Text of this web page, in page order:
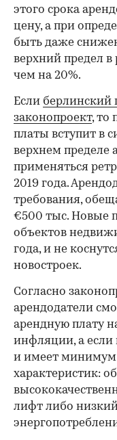
этого срока
цену, а при
быть даже
верхний предел в
чем на 20%.
Если берлинский
законопроект, то
платы вступит в
верхнем пределе
применяться
2019 года.
требования,
€500 тыс. Новые
объектов
года, и не
новостроек.
Согласно
арендодатели
арендную плату
инфляции, а
и имеет минимум
характеристик:
лифт либо